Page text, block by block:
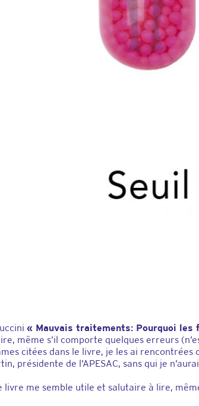
« Mauvais traitements: Pourquoi les
même s’il comporte quelques erreurs
citées dans le livre, je les ai rencontrées
présidente de l’APESAC, sans qui je
me semble utile et salutaire à lire,